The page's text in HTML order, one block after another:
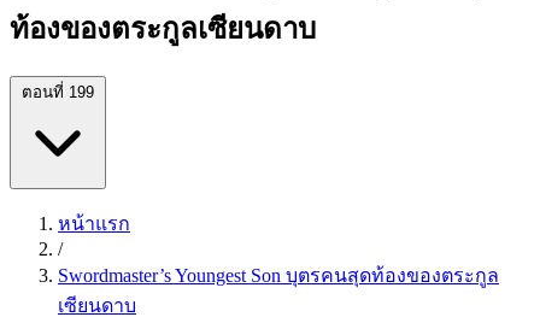
ท้องของตระกูลเซียนดาบ
ตอนที่ 199
หน้าแรก
/
Swordmaster’s Youngest Son บุตรคนสุดท้องของตระกูล
เซียนดาบ